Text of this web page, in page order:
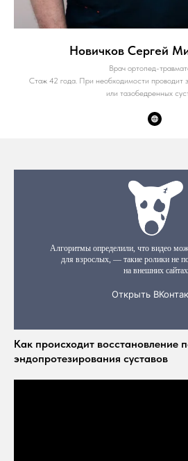
Новичков Сергей
Врач ортопед-
Стаж 42 года. При необходимости проводит
или тазобедренных
Как происходит восстановление
эндопротезирования суставов